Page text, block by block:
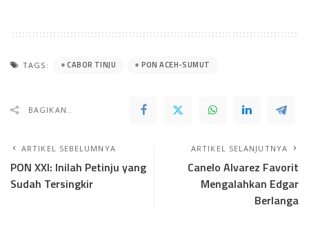
TAGS: CABOR TINJU PON ACEH-SUMUT
BAGIKAN..
ARTIKEL SEBELUMNYA
PON XXI: Inilah Petinju yang
Sudah Tersingkir
ARTIKEL SELANJUTNYA
Canelo Alvarez Favorit
Mengalahkan Edgar
Berlanga